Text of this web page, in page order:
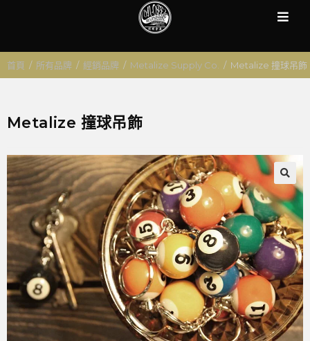
首頁 / 所有品牌 / 經銷品牌 / Metalize Supply Co. / Metalize 撞球吊飾
Metalize 撞球吊飾
🔍